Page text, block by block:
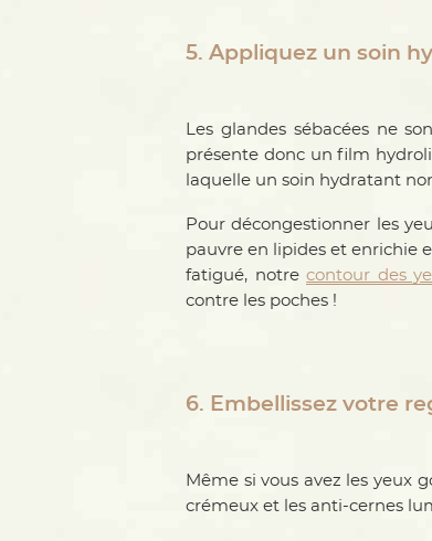
5. Appliquez un soin
Les glandes sébacées ne
présente donc un film
laquelle un soin hydratant
Pour décongestionner les
pauvre en lipides et enrichie
fatigué, notrecontour des
contre les poches !
6. Embellissez votre
Même si vous avez les yeux
crémeux et les anti-cernes